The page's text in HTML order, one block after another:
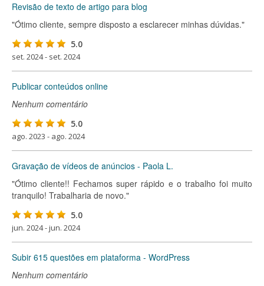
Revisão de texto de artigo para blog
"Ótimo cliente, sempre disposto a esclarecer minhas dúvidas."
5.0
set. 2024 - set. 2024
Publicar conteúdos online
Nenhum comentário
5.0
ago. 2023 - ago. 2024
Gravação de vídeos de anúncios - Paola L.
"Ótimo cliente!! Fechamos super rápido e o trabalho foi muito
tranquilo! Trabalharia de novo."
5.0
jun. 2024 - jun. 2024
Subir 615 questões em plataforma - WordPress
Nenhum comentário